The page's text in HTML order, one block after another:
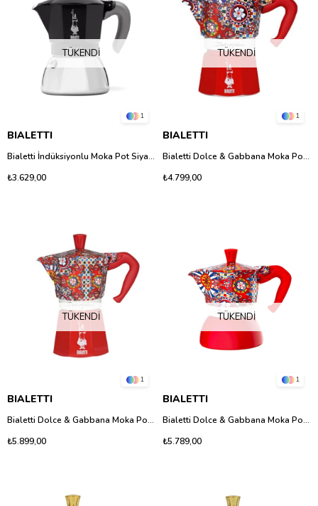
TÜKENDI
1
BIALETTI
Bialetti İndüksiyonlu Moka Pot Siyah 6 Fincan - Paslanmaz Çelik & Alüminyum
₺3.629,00
TÜKENDI
1
BIALETTI
Bialetti Dolce & Gabbana Moka Pot Express 3 Fincan - İtalyan Tasarımı Özel Seri
₺4.799,00
TÜKENDI
1
BIALETTI
Bialetti Dolce & Gabbana Moka Pot Express 6 Fincan - İtalyan Tasarımı Özel Seri
₺5.899,00
TÜKENDI
1
BIALETTI
Bialetti Dolce & Gabbana Moka Pot Induction 4 Fincan - İndüksiyon Uyumlu Özel Seri
₺5.789,00